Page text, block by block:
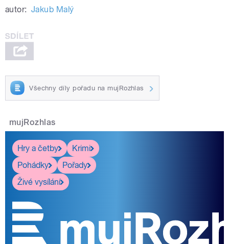
autor: Jakub Malý
Všechny díly pořadu na mujRozhlas
mujRozhlas
Hry a četby
Krimi
Pohádky
Pořady
Živé vysílání